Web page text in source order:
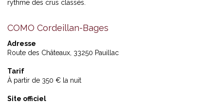
rythme des crus classés.
COMO Cordeillan-Bages
Adresse
Route des Châteaux, 33250 Pauillac
Tarif
À partir de 350 € la nuit
Site officiel